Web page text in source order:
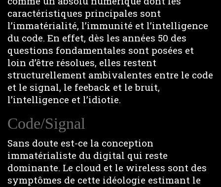
caractéristiques principales sont
l’immatérialité, l’immunité et l’intelligence
du code. En effet, dès les années 50 des
questions fondamentales sont posées et
loin d’être résolues, elles restent
structurellement ambivalentes entre le code
et le signal, le feeback et le bruit,
l’intelligence et l’idiotie.
Code/Signal
Sans doute est-ce la conception
immatérialiste du digital qui reste
dominante. Le cloud et le wireless sont des
symptômes de cette idéologie estimant le